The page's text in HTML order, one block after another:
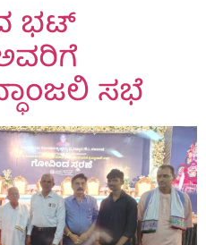
ಭಟ್
ಸಭೆ